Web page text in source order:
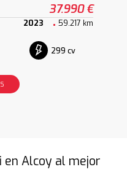
37.990 €
2023 59.217 km
299 cv
en Alcoy al mejor